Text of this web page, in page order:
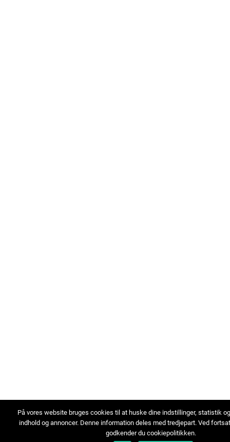
På vores website bruges cookies til at huske dine indstillinger, statistik
indhold og annoncer. Denne information deles med tredjepart. Ved
godkender du cookiepolitikken.